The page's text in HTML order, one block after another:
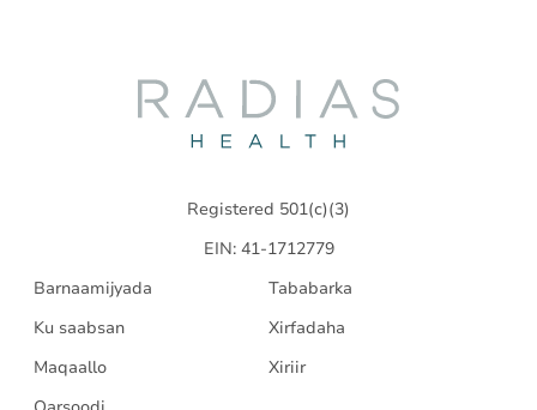
Registered 501(c)(3)
EIN: 41-1712779
Barnaamijyada
Tababarka
Ku saabsan
Xirfadaha
Maqaallo
Xiriir